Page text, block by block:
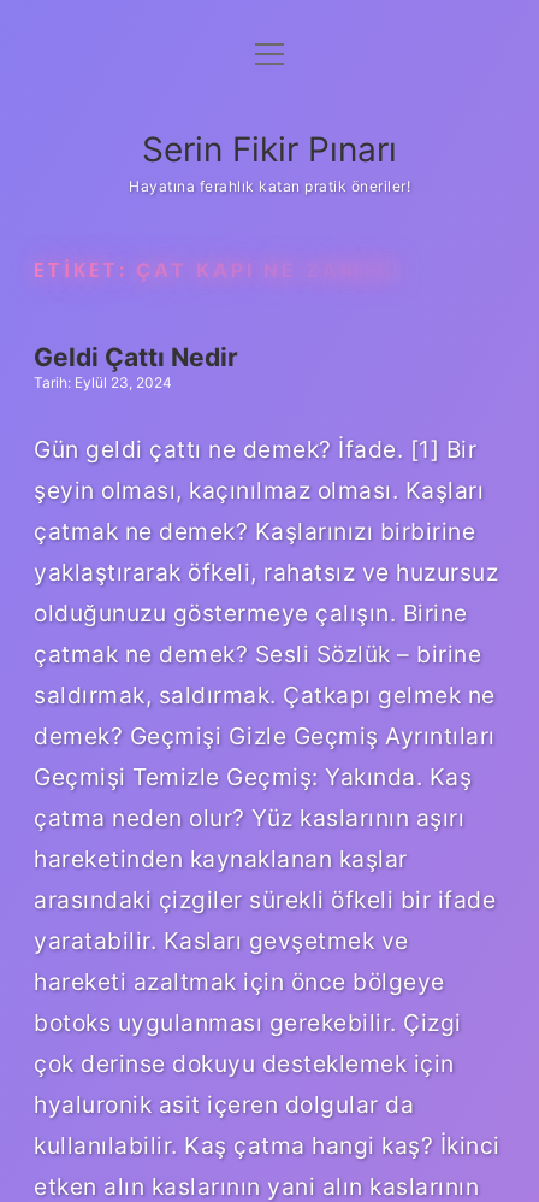
Gizlilik Politikası
Yasal Uyarı
menüyü
Serin Fikir Pınarı
Hayatına ferahlık katan pratik öneriler!
ETIKET: ÇAT KAPI NE ZAMAN
Geldi Çattı Nedir
Tarih: Eylül 23, 2024
Gün geldi çattı ne demek? İfade. [1] Bir
şeyin olması, kaçınılmaz olması. Kaşları
çatmak ne demek? Kaşlarınızı birbirine
yaklaştırarak öfkeli, rahatsız ve huzursuz
olduğunuzu göstermeye çalışın. Birine
çatmak ne demek? Sesli Sözlük – birine
saldırmak, saldırmak. Çatkapı gelmek ne
demek? Geçmişi Gizle Geçmiş Ayrıntıları
Geçmişi Temizle Geçmiş: Yakında. Kaş
çatma neden olur? Yüz kaslarının aşırı
hareketinden kaynaklanan kaşlar
arasındaki çizgiler sürekli öfkeli bir ifade
yaratabilir. Kasları gevşetmek ve
hareketi azaltmak için önce bölgeye
botoks uygulanması gerekebilir. Çizgi
çok derinse dokuyu desteklemek için
hyaluronik asit içeren dolgular da
kullanılabilir. Kaş çatma hangi kaş? İkinci
etken alın kaslarının yani alın kaslarının